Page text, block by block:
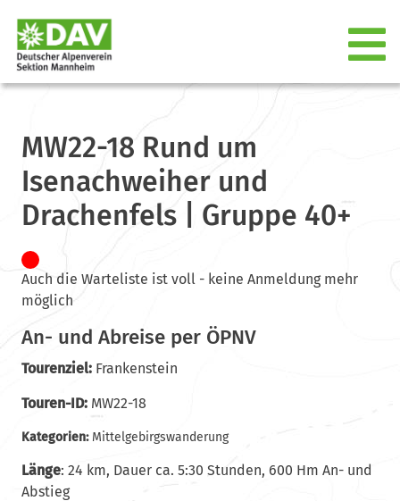
MW22-18 Rund um
Isenachweiher und
Drachenfels | Gruppe 40+
Auch die Warteliste ist voll - keine Anmeldung mehr
möglich
An- und Abreise per ÖPNV
Tourenziel:Frankenstein
Touren-ID:MW22-18
Kategorien: Mittelgebirgswanderung
Länge: 24 km, Dauer ca. 5:30 Stunden, 600 Hm An- und
Abstieg